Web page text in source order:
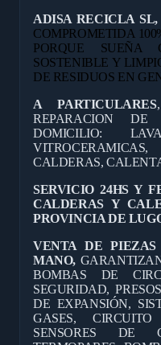
ADISA RECICLA SL,
COMPROMETIDA
PORQUE
SOSTENIBLE Y
DE RESIDUOS EN
A PARTICULARES
REPARACION DE
DOMICILIO:
CALDERAS,
SERVICIO 24HS Y
CALDERAS Y
PROVINCIA DE
VENTA DE
MANO,
BOMBAS DE
SEGURIDAD,
DE EXPANSIÓN,
GASES,
SENSORES DE